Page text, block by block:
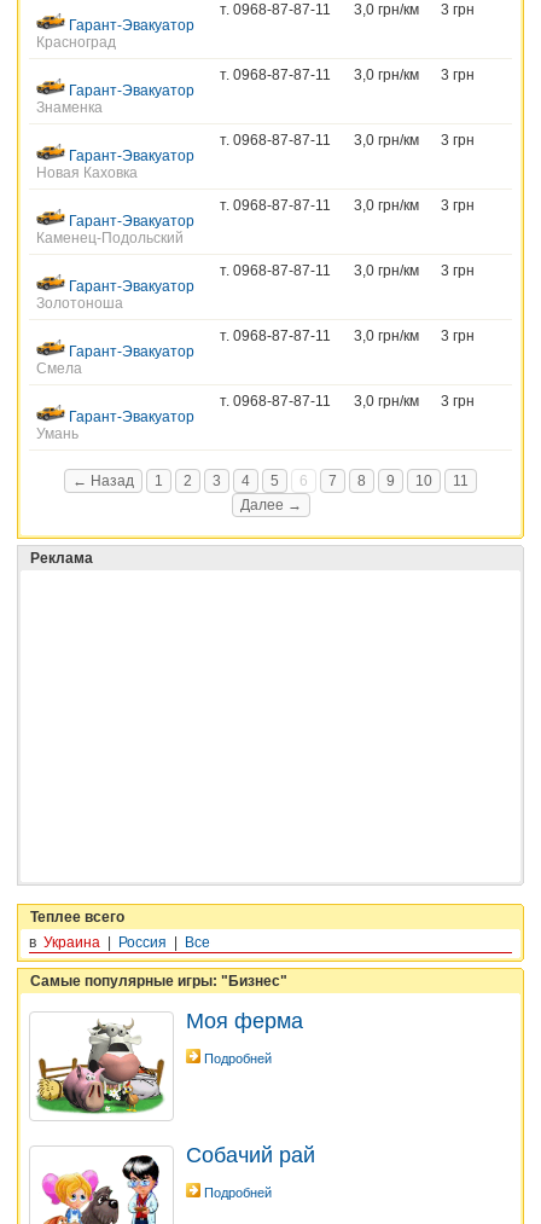
Гарант-Эвакуатор
Красноград
т. 0968-87-87-11 3,0 грн/км 3 грн
Гарант-Эвакуатор
Знаменка
т. 0968-87-87-11 3,0 грн/км 3 грн
Гарант-Эвакуатор
Новая Каховка
т. 0968-87-87-11 3,0 грн/км 3 грн
Гарант-Эвакуатор
Каменец-Подольский
т. 0968-87-87-11 3,0 грн/км 3 грн
Гарант-Эвакуатор
Золотоноша
т. 0968-87-87-11 3,0 грн/км 3 грн
Гарант-Эвакуатор
Смела
т. 0968-87-87-11 3,0 грн/км 3 грн
Гарант-Эвакуатор
Умань
т. 0968-87-87-11 3,0 грн/км 3 грн
← Назад 1 2 3 4 5 6 7 8 9 10
11
Далее →
Реклама
Теплее всего
в Украина Россия Все
Самые популярные игры: "Бизнес"
Моя ферма
Подробней
Собачий рай
Подробней